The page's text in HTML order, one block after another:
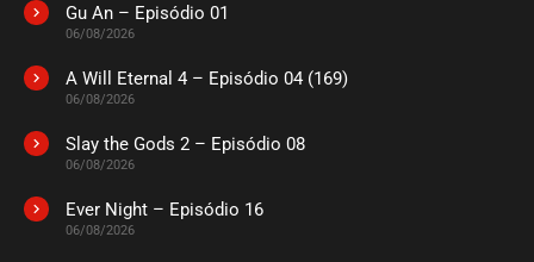
Gu An – Episódio 01
06/08/2026
A Will Eternal 4 – Episódio 04 (169)
06/08/2026
Slay the Gods 2 – Episódio 08
06/08/2026
Ever Night – Episódio 16
06/08/2026